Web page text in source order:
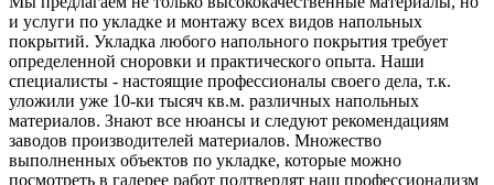
и услуги по укладке и монтажу всех видов напольных
покрытий. Укладка любого напольного покрытия требует
определенной сноровки и практического опыта. Наши
специалисты - настоящие профессионалы своего дела, т.к.
уложили уже 10-ки тысяч кв.м. различных напольных
материалов. Знают все нюансы и следуют рекомендациям
заводов производителей материалов. Множество
выполненных объектов по укладке, которые можно
посмотреть в галерее работ подтвердят наш профессионализм